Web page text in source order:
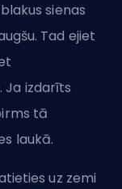
sienas
Tad ejiet
Ja izdarīts
tā
laukā.
uz zemi